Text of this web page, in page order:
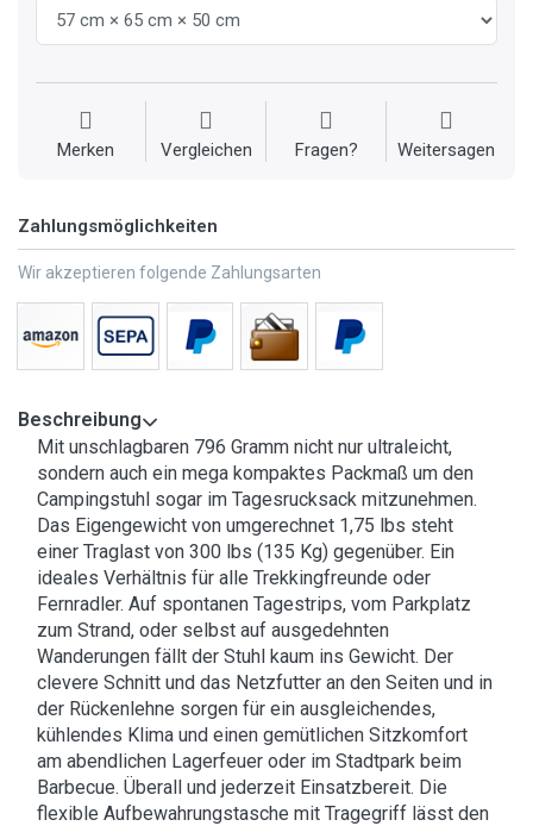
Merken Vergleichen Fragen? Weitersagen
Zahlungsmöglichkeiten
Wir akzeptieren folgende Zahlungsarten
Beschreibung
Mit unschlagbaren 796 Gramm nicht nur ultraleicht,
sondern auch ein mega kompaktes Packmaß um den
Campingstuhl sogar im Tagesrucksack mitzunehmen.
Das Eigengewicht von umgerechnet 1,75 lbs steht
einer Traglast von 300 lbs (135 Kg) gegenüber. Ein
ideales Verhältnis für alle Trekkingfreunde oder
Fernradler. Auf spontanen Tagestrips, vom Parkplatz
zum Strand, oder selbst auf ausgedehnten
Wanderungen fällt der Stuhl kaum ins Gewicht. Der
clevere Schnitt und das Netzfutter an den Seiten und in
der Rückenlehne sorgen für ein ausgleichendes,
kühlendes Klima und einen gemütlichen Sitzkomfort
am abendlichen Lagerfeuer oder im Stadtpark beim
Barbecue. Überall und jederzeit Einsatzbereit. Die
flexible Aufbewahrungstasche mit Tragegriff lässt den